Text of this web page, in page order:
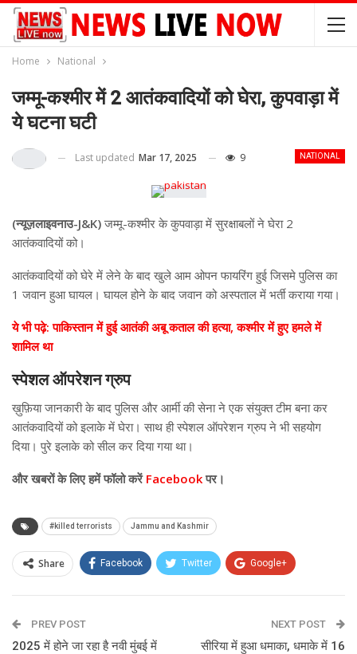
Home National
जम्मू-कश्मीर में 2 आतंकवादियों को घेरा, कुपवाड़ा में
ये घटना घटी
NATIONAL
Last updated Mar 17, 2025 9
(न्यूज़लाइवनाउ-J&K)जम्मू-कश्मीर के कुपवाड़ा में सुरक्षाबलों ने घेरा 2
आतंकवादियों को।
आतंकवादियों को घेरे में लेने के बाद खुले आम ओपन फायरिंग हुई जिसमे पुलिस का
1 जवान हुआ घायल। घायल होने के बाद जवान को अस्पताल में भर्ती कराया गया।
ये भी पढ़े: पाकिस्तान में हुई आतंकी अबू कताल की हत्या, कश्मीर में हुए हमले में
शामिल था
स्पेशल ऑपरेशन ग्रुप
ख़ुफ़िया जानकारी के बाद पुलिस और आर्मी की सेना ने एक संयुक्त टीम बना कर
आतंकवादियों को इलाके में घेरा। साथ ही स्पेशल ऑपरेशन ग्रुप ने भी सहयोग
दिया। पुरे इलाके को सील कर दिया गया था।
औरखबरों के लिए हमें फॉलो करेंFacebookपर।
#killed terrorists Jammu and Kashmir
Share Facebook Twitter Google+
Email
PREV POST
2025 में होने जा रहा है नवी मुंबई में
NEXT POST
सीरिया में हुआ धमाका, धमाके में 16